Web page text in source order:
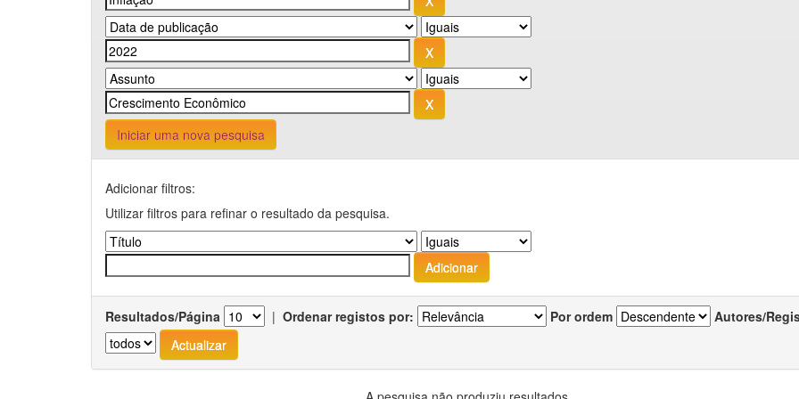
Iniciar uma nova pesquisa
Adicionar filtros:
Utilizar filtros para refinar o resultado da pesquisa.
Resultados/Página | Ordenar registos por: Por ordem Autores/